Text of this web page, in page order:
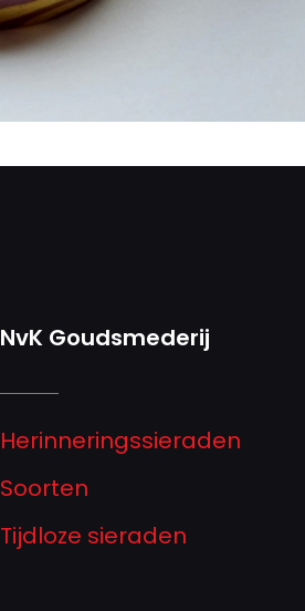
NvK Goudsmederij
Herinneringssieraden
Soorten
Tijdloze sieraden